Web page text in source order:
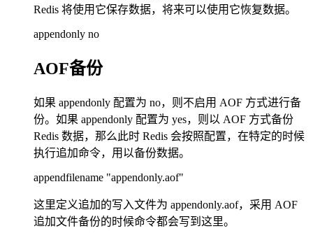
Redis 将使用它保存数据，将来可以使用它恢复数据。
appendonly no
AOF备份
如果 appendonly 配置为 no，则不启用 AOF 方式进行备
份。如果 appendonly 配置为 yes，则以 AOF 方式备份
Redis 数据，那么此时 Redis 会按照配置，在特定的时候
执行追加命令，用以备份数据。
appendfilename "appendonly.aof"
这里定义追加的写入文件为 appendonly.aof，采用 AOF
追加文件备份的时候命令都会写到这里。